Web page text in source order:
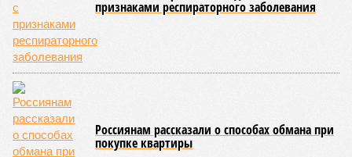
признаками респираторного заболевания
Россиянам рассказали о способах обмана при
покупке квартиры